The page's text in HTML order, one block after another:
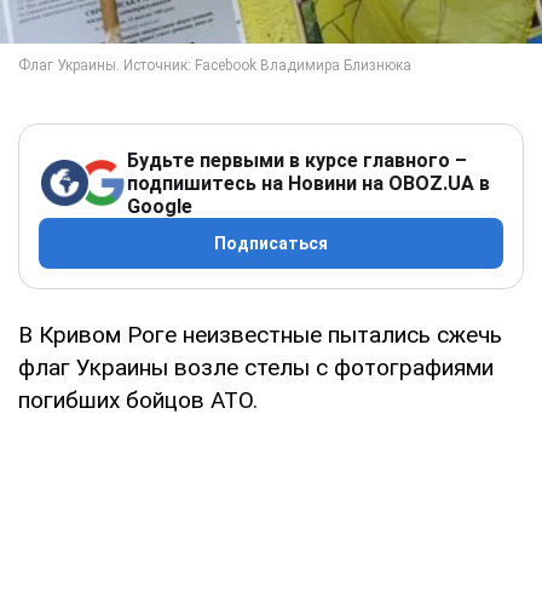
Будьте первыми в курсе главного –
подпишитесь на Новини на OBOZ.UA в
Google
Подписаться
В Кривом Роге неизвестные пытались сжечь
флаг Украины возле стелы с фотографиями
погибших бойцов АТО.